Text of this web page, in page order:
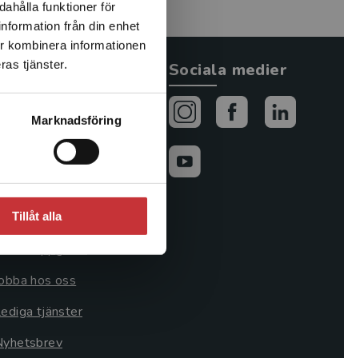
funktioner för
från din enhet
kombinera informationen
tjänster.
Marknadsföring
Tillåt alla
länkar
Avtal och rättigheter
och
hos oss
tjänster
Sociala medier